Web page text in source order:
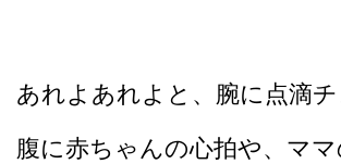
あれよあれよと、腕に点滴チ
腹に赤ちゃんの心拍や、マ